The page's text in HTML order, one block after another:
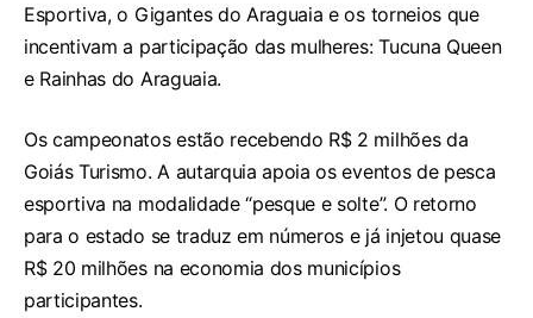
Esportiva, o Gigantes do Araguaia e os torneios que
incentivam a participação das mulheres: Tucuna Queen
e Rainhas do Araguaia.
Os campeonatos estão recebendo R$ 2 milhões da
Goiás Turismo. A autarquia apoia os eventos de pesca
esportiva na modalidade “pesque e solte”. O retorno
para o estado se traduz em números e já injetou quase
R$ 20 milhões na economia dos municípios
participantes.